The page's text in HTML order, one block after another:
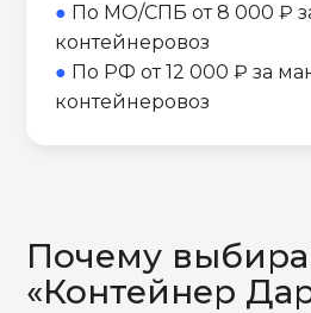
● По МО/СПБ от 8 000 ₽
контейнеровоз
● По РФ от 12 000 ₽ за
контейнеровоз
Почему
«Контейнер